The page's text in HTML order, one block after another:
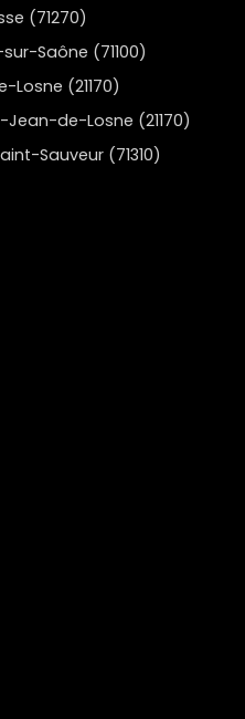
(71270)
Saône (71100)
(21170)
de-Losne (21170)
Sauveur (71310)